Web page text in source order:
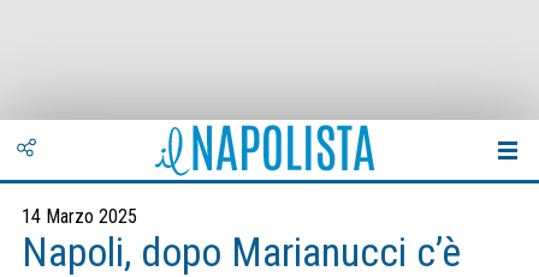
14 Marzo 2025
Napoli, dopo Marianucci c’è